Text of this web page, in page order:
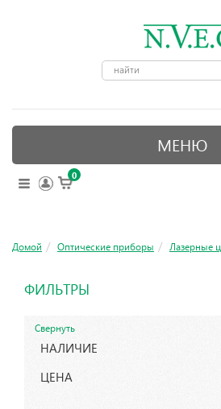
МЕНЮ
ОПТИЧЕСКИЕ ПРИБОРЫ
ПРИНАДЛЕЖНОСТИ ДЛЯ ОХОТЫ
0
Домой Оптические приборы Лазерные
ФИЛЬТРЫ
Свернуть
НАЛИЧИЕ
ЦЕНА